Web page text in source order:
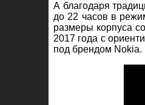
А благодаря
до 22 часов в
размеры корпуса
2017 года с
под брендом Nokia.